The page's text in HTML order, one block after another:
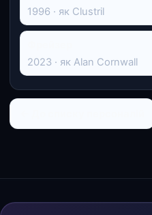
1996 · як Clustril
2023 · як Alan Cornwall